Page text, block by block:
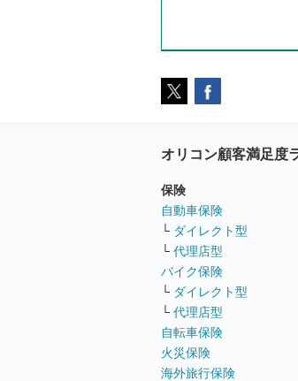
オリコン顧客満足度
保険
自動車保険
└ ダイレクト型
└ 代理店型
バイク保険
└ ダイレクト型
└ 代理店型
自転車保険
火災保険
海外旅行保険